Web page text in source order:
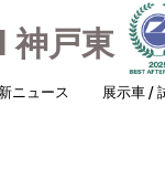
神戸東
ニュース 展示車 /